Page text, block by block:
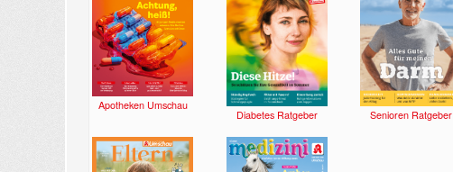
Apotheken Umschau
Diabetes Ratgeber Senioren Ratgeber